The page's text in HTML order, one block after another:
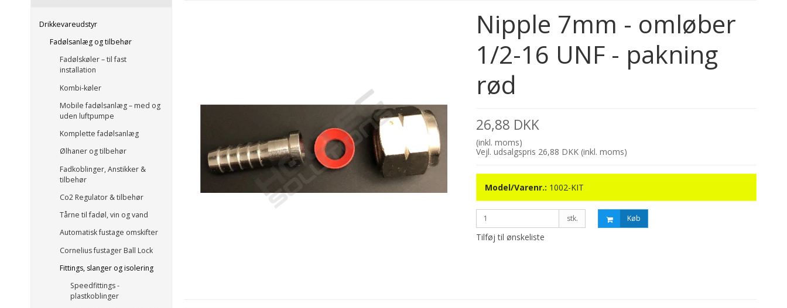
Drikkevareudstyr
Fadølsanlæg og tilbehør
Fadølskøler – til fast
installation
Kombi-køler
Mobile fadølsanlæg – med og
uden luftpumpe
Komplette fadølsanlæg
Ølhaner og tilbehør
Fadkoblinger, Anstikker &
tilbehør
Co2 Regulator & tilbehør
Tårne til fadøl, vin og vand
Automatisk fustage omskifter
Cornelius fustager Ball Lock
Fittings, slanger og isolering
Speedfittings -
plastkoblinger
Nipple 7mm - omløber
1/2-16 UNF - pakning
rød
26,88 DKK
(inkl. moms)
Vejl. udsalgspris 26,88 DKK (inkl. moms)
Model/Varenr.: 1002-KIT
stk. Køb
Tilføj til ønskeliste